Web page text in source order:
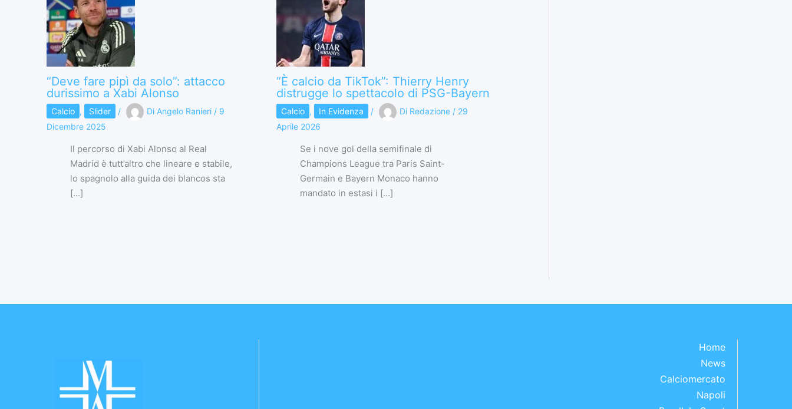
“Deve fare pipì da solo”: attacco
durissimo a Xabi Alonso
Calcio , Slider / Di Angelo Ranieri / 9
Dicembre 2025
Il percorso di Xabi Alonso al Real
Madrid è tutt’altro che lineare e stabile,
lo spagnolo alla guida dei blancos sta
[…]
“È calcio da TikTok”: Thierry Henry
distrugge lo spettacolo di PSG-Bayern
Calcio , In Evidenza / Di Redazione / 29
Aprile 2026
Se i nove gol della semifinale di
Champions League tra Paris Saint-
Germain e Bayern Monaco hanno
mandato in estasi i […]
Home
News
Calciomercato
Napoli